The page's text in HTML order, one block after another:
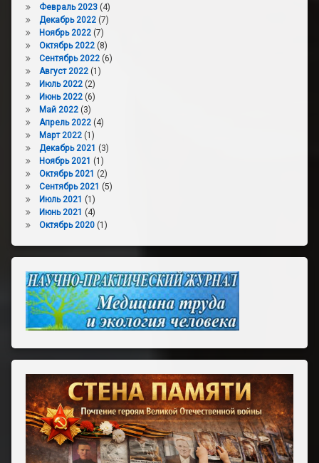
Февраль 2023(4)
Декабрь 2022(7)
Ноябрь 2022(7)
Октябрь 2022(8)
Сентябрь 2022(6)
Август 2022(1)
Июль 2022(2)
Июнь 2022(6)
Май 2022(3)
Апрель 2022(4)
Март 2022(1)
Декабрь 2021 (3)
Ноябрь 2021 (1)
Октябрь 2021 (2)
Сентябрь 2021 (5)
Июль 2021 (1)
Июнь 2021 (4)
Октябрь 2020(1)